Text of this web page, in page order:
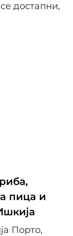
достапни,
пица и
Порто,